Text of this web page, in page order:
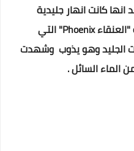
كانت انهار جليدية
قديمة حيث ان المركبة الفضائية "العنقاء Phoenix" التي
الجليد وهو يذوب وشهدت
الماء السائل .